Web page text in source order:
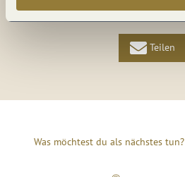
Teilen
Was möchtest du als nächstes tun?